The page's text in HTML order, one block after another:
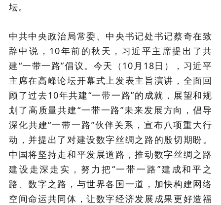
坛。
中共中央政治局常委、中央书记处书记蔡奇在致
辞中说，10年前的秋天，习近平主席提出了共
建“一带一路”倡议。今天（10月18日），习近平
主席在高峰论坛开幕式上发表主旨演讲，全面回
顾了过去10年共建“一带一路”的成就，展望和规
划了高质量共建“一带一路”未来发展方向，倡导
深化共建“一带一路”伙伴关系，宣布八项重大行
动，并提出了对建设数字丝绸之路的殷切期盼。
中国将坚持走和平发展道路，推动数字丝绸之路
建设走深走实，努力把“一带一路”建成和平之
路、数字之路，与世界各国一道，加快构建网络
空间命运共同体，让数字经济发展成果更好造福